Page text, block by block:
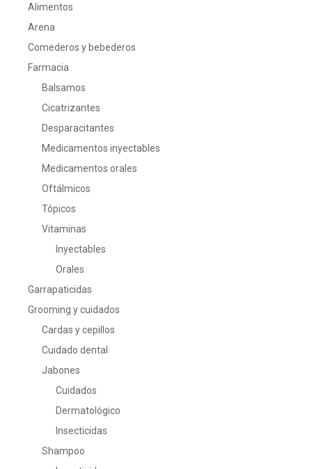
Alimentos
Arena
Comederos y bebederos
Farmacia
Balsamos
Cicatrizantes
Desparacitantes
Medicamentos inyectables
Medicamentos orales
Oftálmicos
Tópicos
Vitaminas
Inyectables
Orales
Garrapaticidas
Grooming y cuidados
Cardas y cepillos
Cuidado dental
Jabones
Cuidados
Dermatológico
Insecticidas
Shampoo